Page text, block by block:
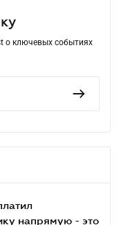
о ключевых событиях
напрямую - это